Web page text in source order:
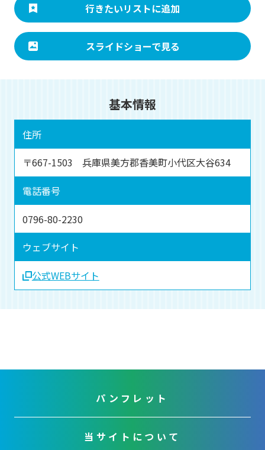
行きたいリストに追加
スライドショーで見る
基本情報
住所
〒667-1503 兵庫県美方郡香美町小代区大谷634
電話番号
0796-80-2230
ウェブサイト
公式WEBサイト
パンフレット
当サイトについて